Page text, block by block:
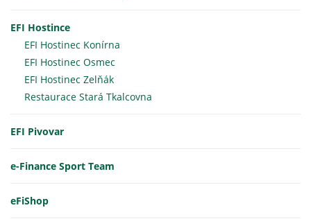
EFI Hostince
EFI Hostinec Konírna
EFI Hostinec Osmec
EFI Hostinec Zelňák
Restaurace Stará Tkalcovna
EFI Pivovar
e-Finance Sport Team
eFiShop